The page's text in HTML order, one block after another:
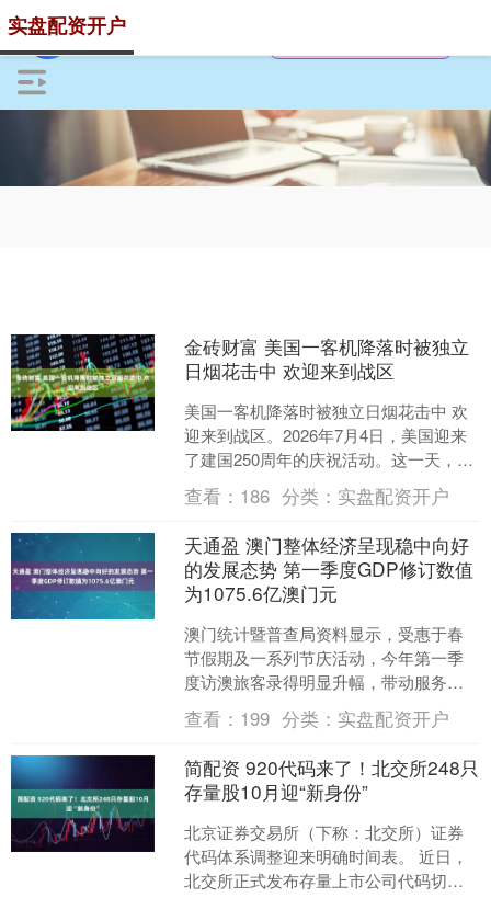
实盘配资开户
金砖财富 美国一客机降落时被独立
日烟花击中 欢迎来到战区
美国一客机降落时被独立日烟花击中 欢
迎来到战区。2026年7月4日，美国迎来
了建国250周年的庆祝活动。这一天，烟
花照亮了夜空，但也差点引发了一场灾
难。 当晚8....
查看： 186 分类： 实盘配资开户
天通盈 澳门整体经济呈现稳中向好
的发展态势 第一季度GDP修订数值
为1075.6亿澳门元
澳门统计暨普查局资料显示，受惠于春
节假期及一系列节庆活动，今年第一季
度访澳旅客录得明显升幅，带动服务出
口保持较快增长，澳门整体经济呈现稳
中向好的发展态势。202....
查看： 199 分类： 实盘配资开户
简配资 920代码来了！北交所248只
存量股10月迎“新身份”
北京证券交易所（下称：北交所）证券
代码体系调整迎来明确时间表。 近日，
北交所正式发布存量上市公司代码切换